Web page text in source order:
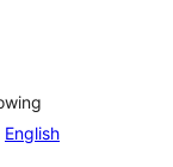
English